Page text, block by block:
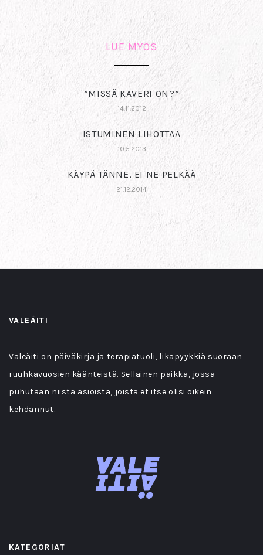
LUE MYÖS
”MISSÄ KAVERI ON?”
14.11.2012
ISTUMINEN LIHOTTAA
10.5.2013
KÄYPÄ TÄNNE, EI NE PELKÄÄ
21.12.2014
VALEÄITI
Valeäiti on päiväkirja ja terapiatuoli, likapyykkiä suoraan
ruuhkavuosien käänteistä. Sellainen paikka, jossa
puhutaan niistä asioista, joista et itse olisi oikein
kehdannut.
KATEGORIAT